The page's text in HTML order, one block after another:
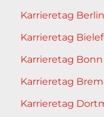
Karrieretag Berlin
Karrieretag
Karrieretag Bonn
Karrieretag
Karrieretag